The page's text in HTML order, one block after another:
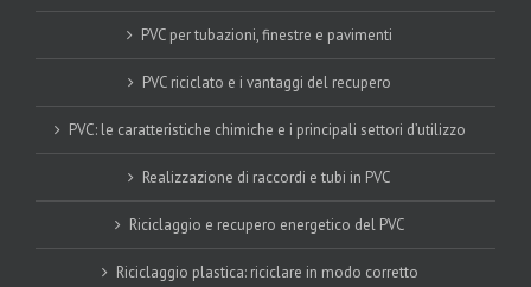
PVC per tubazioni, finestre e pavimenti
PVC riciclato e i vantaggi del recupero
PVC: le caratteristiche chimiche e i principali settori d’utilizzo
Realizzazione di raccordi e tubi in PVC
Riciclaggio e recupero energetico del PVC
Riciclaggio plastica: riciclare in modo corretto